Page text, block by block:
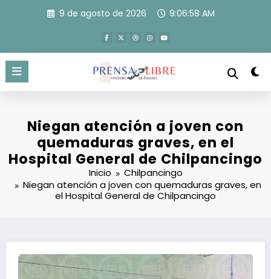
9 de agosto de 2026 9:06:59 AM
Niegan atención a joven con
quemaduras graves, en el
Hospital General de Chilpancingo
Inicio
Chilpancingo
Niegan atención a joven con quemaduras graves, en
el Hospital General de Chilpancingo